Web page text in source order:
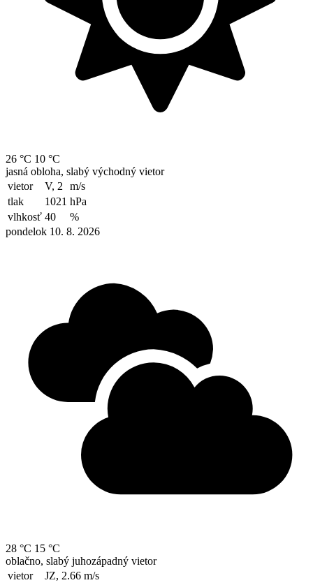
26 °C 10 °C
jasná obloha, slabý východný vietor
vietor
V, 2
m/s
tlak
1021 hPa
vlhkosť 40
%
pondelok 10. 8. 2026
28 °C 15 °C
oblačno, slabý juhozápadný vietor
vietor
JZ, 2.66 m/s